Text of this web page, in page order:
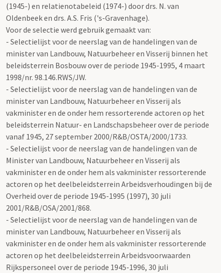
(1945-) en relatienotabeleid (1974-) door drs. N. van
Oldenbeek en drs. A.S. Fris ('s-Gravenhage).
Voor de selectie werd gebruik gemaakt van:
- Selectielijst voor de neerslag van de handelingen van de
minister van Landbouw, Natuurbeheer en Visserij binnen het
beleidsterrein Bosbouw over de periode 1945-1995, 4 maart
1998/nr. 98.146.RWS/JW.
- Selectielijst voor de neerslag van de handelingen van de
minister van Landbouw, Natuurbeheer en Visserij als
vakminister en de onder hem ressorterende actoren op het
beleidsterrein Natuur- en Landschapsbeheer over de periode
vanaf 1945, 27 september 2000/R&B/OSTA/2000/1733.
- Selectielijst voor de neerslag van de handelingen van de
Minister van Landbouw, Natuurbeheer en Visserij als
vakminister en de onder hem als vakminister ressorterende
actoren op het deelbeleidsterrein Arbeidsverhoudingen bij de
Overheid over de periode 1945-1995 (1997), 30 juli
2001/R&B/OSA/2001/868.
- Selectielijst voor de neerslag van de handelingen van de
minister van Landbouw, Natuurbeheer en Visserij als
vakminister en de onder hem als vakminister ressorterende
actoren op het deelbeleidsterrein Arbeidsvoorwaarden
Rijkspersoneel over de periode 1945-1996, 30 juli